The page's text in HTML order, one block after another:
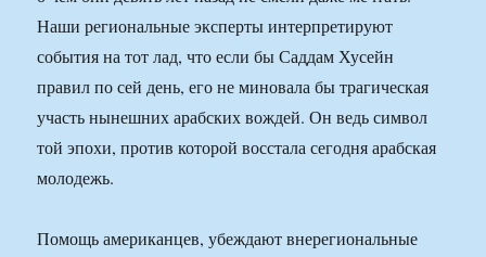
Наши региональные эксперты интерпретируют
события на тот лад, что если бы Саддам Хусейн
правил по сей день, его не миновала бы трагическая
участь нынешних арабских вождей. Он ведь символ
той эпохи, против которой восстала сегодня арабская
молодежь.
Помощь американцев, убеждают внерегиональные